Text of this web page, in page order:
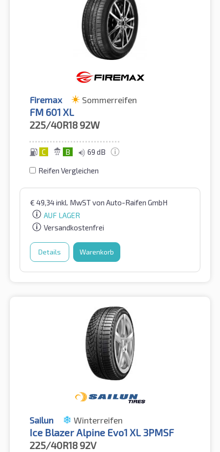
Firemax Sommerreifen
FM 601 XL
225/40R18 92W
C B 69 dB
Reifen Vergleichen
€ 49,34inkl. MwSTvon Auto-Raifen GmbH
AUF LAGER
Versandkostenfrei
Details Warenkorb
Sailun Winterreifen
Ice Blazer Alpine Evo1 XL 3PMSF
225/40R18 92V